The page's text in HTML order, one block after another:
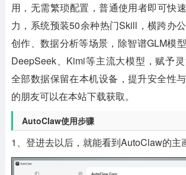
用，无需繁琐配置，普通使用者即可快
力，系统预装50余种热门Skill，横跨办公
创作、数据分析等场景，除智谱GLM模
DeepSeek、Kimi等主流大模型，赋予
全部数据保留在本机设备，提升安全性
的朋友可以在本站下载获取。
AutoClaw使用步骤
1、登进去以后，就能看到AutoClaw的主